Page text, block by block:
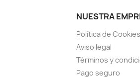
NUESTRA
Política de Cookies
Aviso legal
Términos y
Pago seguro